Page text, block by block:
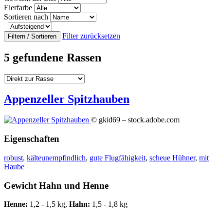
Eierfarbe
Sortieren nach
Filtern / Sortieren Filter zurücksetzen
5 gefundene Rassen
Appenzeller Spitzhauben
© gkid69 – stock.adobe.com
Eigenschaften
robust, kälteunempfindlich, gute Flugfähigkeit, scheue Hühner, mit
Haube
Gewicht Hahn und Henne
Henne: 1,2 - 1,5 kg, Hahn: 1,5 - 1,8 kg